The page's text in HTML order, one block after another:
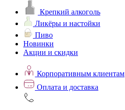
Крепкий алкоголь
Ликёры и настойки
Пиво
Новинки
Акции и скидки
Корпоративным клиентам
Оплата и доставка